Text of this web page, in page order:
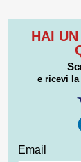
HAI
e ricevi
Email